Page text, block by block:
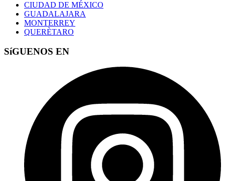
CIUDAD DE MÉXICO
GUADALAJARA
MONTERREY
QUERÈTARO
SíGUENOS EN